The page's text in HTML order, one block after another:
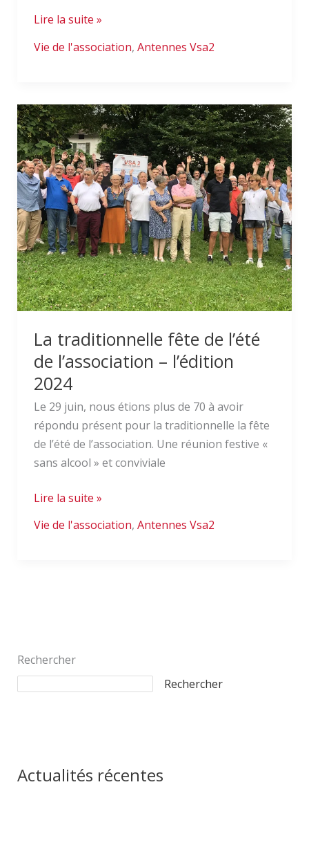
Lire la suite »
Vie de l'association, Antennes Vsa2
La traditionnelle fête de l’été
de l’association – l’édition
2024
Le 29 juin, nous étions plus de 70 à avoir
répondu présent pour la traditionnelle la fête
de l’été de l’association. Une réunion festive «
sans alcool » et conviviale
La
traditionnelle
fête
de
l’été
de
l’association
–
l’édition
2024
Lire la suite »
Vie de l'association, Antennes Vsa2
Rechercher
Rechercher
Actualités récentes